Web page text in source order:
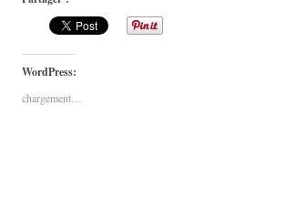
WordPress:
chargement…